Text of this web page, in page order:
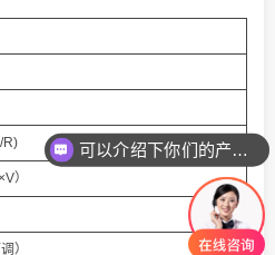
R)
）
）
可以介绍下你们的产品么